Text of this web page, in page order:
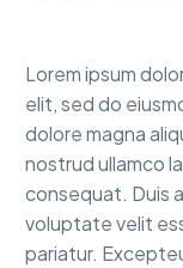
Lorem ipsum
elit, sed do
dolore magna
nostrud ullamco
consequat. Duis
voluptate velit
pariatur.